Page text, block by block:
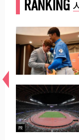
RANKING
常
PR